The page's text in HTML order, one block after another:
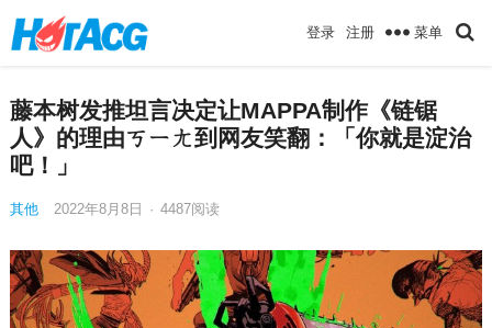
登录 注册 菜单
藤本树发推坦言决定让MAPPA制作《链锯
人》的理由ㄎㄧㄤ到网友笑翻：「你就是淀治
吧！」
其他 2022年8月8日 · 4487阅读